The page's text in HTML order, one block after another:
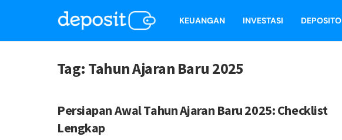
KEUANGAN INVESTASI DEPOSITO
Tag: Tahun Ajaran Baru 2025
Persiapan Awal Tahun Ajaran Baru 2025: Checklist
Lengkap